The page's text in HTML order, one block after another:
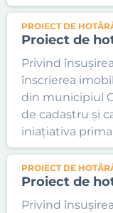
PROIECT DE
Proiect de
Privind
înscrierea
din municipiul
de cadastru și
iniațiativa
PROIECT DE
Proiect de
Privind